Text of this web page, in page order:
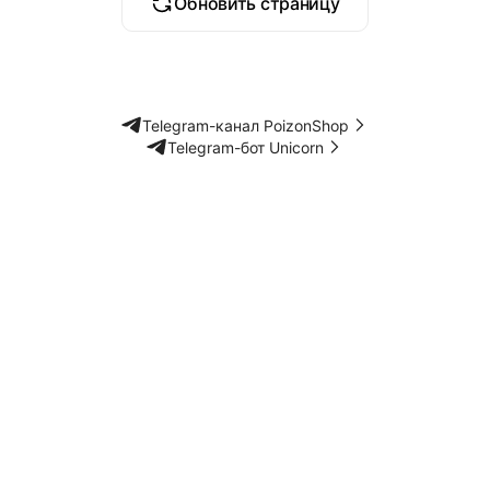
Telegram-канал PoizonShop
Telegram-бот Unicorn